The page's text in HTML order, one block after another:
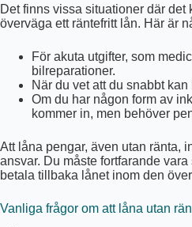
Det finns vissa situationer där det
överväga ett räntefritt lån. Här är
För akuta utgifter, som
bilreparationer.
När du vet att du snabbt
Om du har någon form av
kommer in, men behöver
Att låna pengar, även utan ränta,
ansvar. Du måste fortfarande
betala tillbaka lånet inom den
Vanliga frågor om att låna utan